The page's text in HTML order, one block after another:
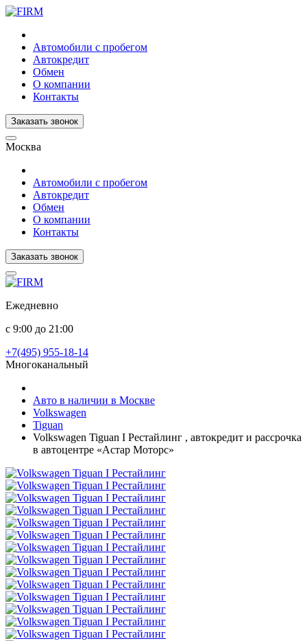
Автомобили с пробегом
Автокредит
Обмен
О компании
Контакты
Заказать звонок
Москва
Автомобили с пробегом
Автокредит
Обмен
О компании
Контакты
Заказать звонок
Ежедневно
с 9:00 до 21:00
+7(495) 955-18-14
Многоканальный
Авто в наличии в Москве
Volkswagen
Tiguan
Volkswagen Tiguan I Рестайлинг , автокредит и рассрочка
в автоцентре «Астар Моторс»